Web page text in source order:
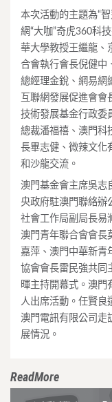
本次活動的主題為“
網“大咖”奇虎360科
華大學教授王繼龍、
合會執行會長倪健中
總經理金銳、網易網
互聯網發展促進會
技術發展基金行政委
總裁潘福禧、澳門科
長畢志健、微辣文化
和沙龍交流。
澳門基金會主席吳志
央政府駐澳門聯絡辦
社會工作局副局長易
澳門青年聯合會會長
嘉萍、澳門中華新青
協會會長雷民強共同
暉主持開幕式。澳門
人出席活動。任賢良
澳門電訊有限公司走
展情況。
ReadMore